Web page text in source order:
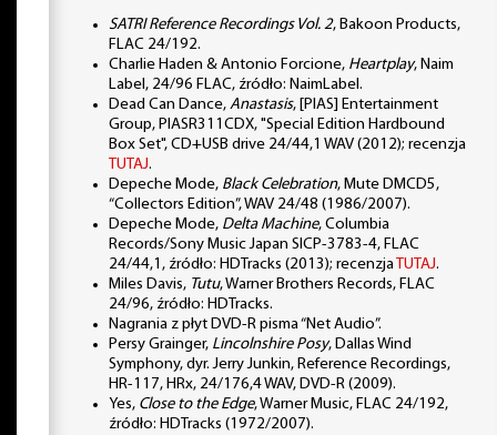
SATRI Reference Recordings Vol. 2, Bakoon Products,
FLAC 24/192.
Charlie Haden & Antonio Forcione, Heartplay, Naim
Label, 24/96 FLAC, źródło: NaimLabel.
Dead Can Dance, Anastasis, [PIAS] Entertainment
Group, PIASR311CDX, "Special Edition Hardbound
Box Set", CD+USB drive 24/44,1 WAV (2012); recenzja
TUTAJ.
Depeche Mode, Black Celebration, Mute DMCD5,
“Collectors Edition”, WAV 24/48 (1986/2007).
Depeche Mode, Delta Machine, Columbia
Records/Sony Music Japan SICP-3783-4, FLAC
24/44,1, źródło: HDTracks (2013); recenzja TUTAJ.
Miles Davis, Tutu, Warner Brothers Records, FLAC
24/96, źródło: HDTracks.
Nagrania z płyt DVD-R pisma “Net Audio”.
Persy Grainger, Lincolnshire Posy, Dallas Wind
Symphony, dyr. Jerry Junkin, Reference Recordings,
HR-117, HRx, 24/176,4 WAV, DVD-R (2009).
Yes, Close to the Edge, Warner Music, FLAC 24/192,
źródło: HDTracks (1972/2007).